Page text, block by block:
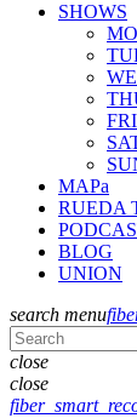
SHOWS
MAPa
RUEDA
BLOG
UNION
search menu
close
close